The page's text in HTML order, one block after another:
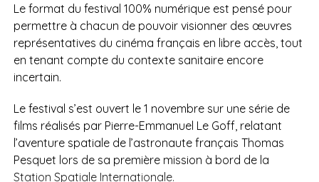
Le format du festival 100% numérique est pensé pour
permettre à chacun de pouvoir visionner des œuvres
représentatives du cinéma français en libre accès, tout
en tenant compte du contexte sanitaire encore
incertain.
Le festival s’est ouvert le 1 novembre sur une série de
films réalisés par Pierre-Emmanuel Le Goff, relatant
l’aventure spatiale de l’astronaute français Thomas
Pesquet lors de sa première mission à bord de la
Station Spatiale Internationale.